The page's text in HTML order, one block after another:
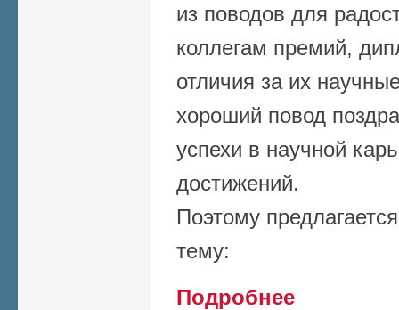
из поводов для
коллегам премий,
отличия за их
хороший повод
успехи в научной
достижений.
Поэтому
тему:
Подробнее